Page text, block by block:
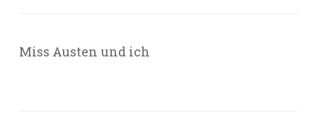
Miss Austen und ich